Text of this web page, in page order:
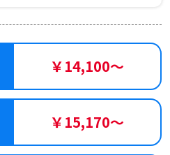
￥14,100～
￥15,170～